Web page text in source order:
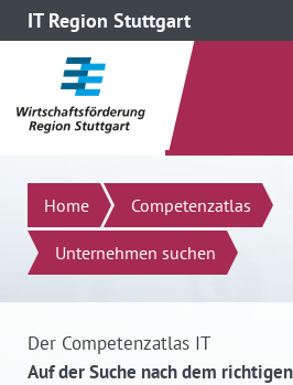
IT Region Stuttgart
direkt zum Inhalt dieser Seite
direkt zum Menü springen
Suchen
Home Competenzatlas
Unternehmen suchen
Der Competenzatlas IT
Auf der Suche nach dem